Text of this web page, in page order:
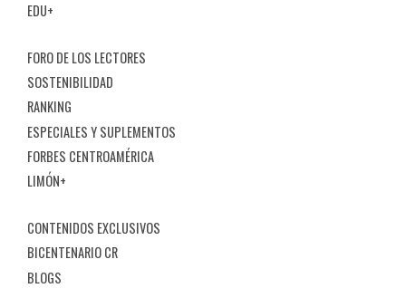
EDU+
FORO DE LOS LECTORES
SOSTENIBILIDAD
RANKING
ESPECIALES Y SUPLEMENTOS
FORBES CENTROAMÉRICA
LIMÓN+
CONTENIDOS EXCLUSIVOS
BICENTENARIO CR
BLOGS